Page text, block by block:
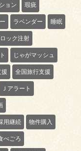
ョン 瑕疵
ラベンダー 睡眠
ック注射
じゃがマッシュ
援 全国旅行支援
Ｊアラート
用継続 物件購入
べごろ